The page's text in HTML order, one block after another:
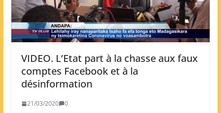
VIDEO. L’Etat part à la chasse aux faux
comptes Facebook et à la
désinformation
21/03/2020 0